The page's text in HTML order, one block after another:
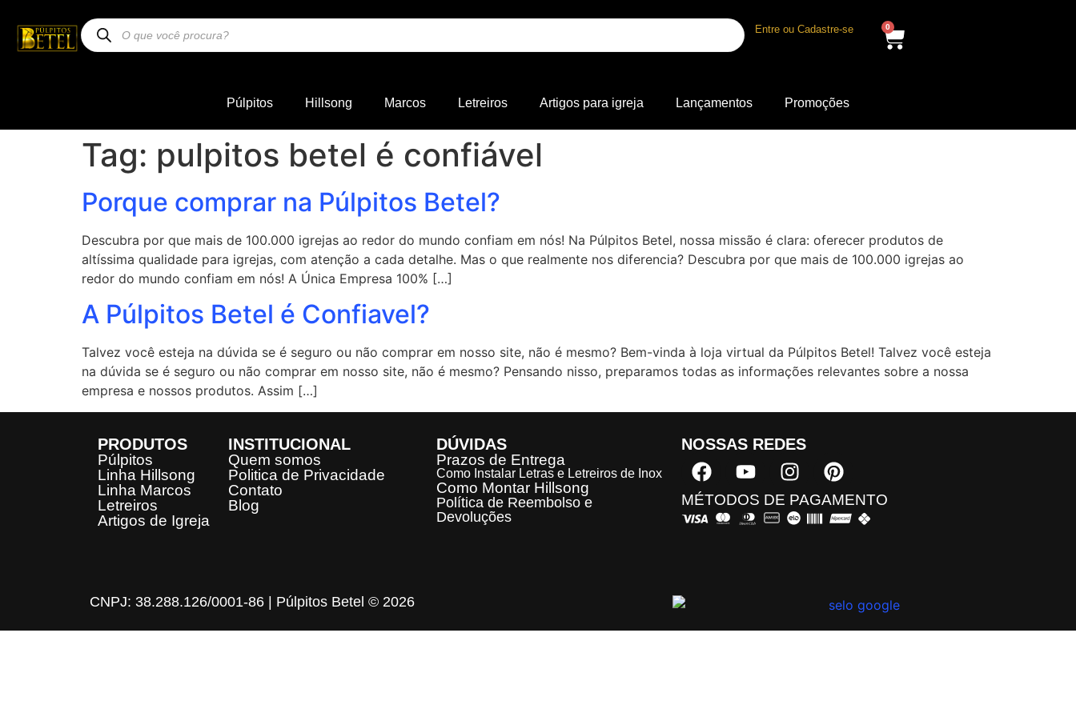
Entre ou Cadastre-se 0
Púlpitos Hillsong Marcos Letreiros Artigos para igreja Lançamentos Promoções
Tag: pulpitos betel é confiável
Porque comprar na Púlpitos Betel?
Descubra por que mais de 100.000 igrejas ao redor do mundo confiam em nós! Na Púlpitos Betel, nossa missão é clara: oferecer produtos de
altíssima qualidade para igrejas, com atenção a cada detalhe. Mas o que realmente nos diferencia? Descubra por que mais de 100.000 igrejas ao
redor do mundo confiam em nós! A Única Empresa 100% […]
A Púlpitos Betel é Confiavel?
Talvez você esteja na dúvida se é seguro ou não comprar em nosso site, não é mesmo? Bem-vinda à loja virtual da Púlpitos Betel! Talvez você esteja
na dúvida se é seguro ou não comprar em nosso site, não é mesmo? Pensando nisso, preparamos todas as informações relevantes sobre a nossa
empresa e nossos produtos. Assim […]
PRODUTOS
Púlpitos
Linha Hillsong
Linha Marcos
Letreiros
Artigos de Igreja
INSTITUCIONAL
Quem somos
Politica de Privacidade
Contato
Blog
DÚVIDAS
Prazos de Entrega
Como Instalar Letras e Letreiros de Inox
Como Montar Hillsong
Política de Reembolso e
Devoluções
NOSSAS REDES​
MÉTODOS DE PAGAMENTO​
CNPJ: 38.288.126/0001-86 | Púlpitos Betel © 2026